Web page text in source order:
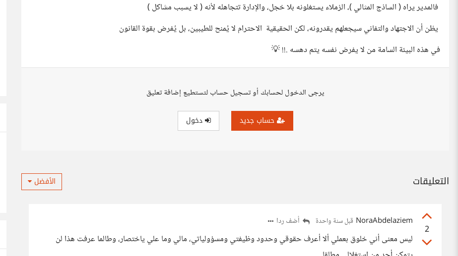
فالمدير يراه ( الساذج المثالي )، الزملاء يستغلونه بلا خجل، والإدارة تتجاهله لأنه ( لا يسبب مشاكل )
يظن أن الاجتهاد والتفاني سيجعلهم يقدرونه، لكن الحقيقية الاحترام لا يُمنح للطيبين، بل يُفرض بقوة القانون
في هذه البيئة السامة من لا يفرض نفسه يتم دهسه .!! 💡
يرجى الدخول لحسابك أو تسجيل حساب لتستطيع إضافة تعليق
حساب جديد دخول
التعليقات الأفضل
2
NoraAbdelaziem قبل سنة واحدة أضف ردا
ليس معنى أني خلوق بعملي ألا أعرف حقوقي وحدود وظيفتي ومسؤولياتي، مالي وما علي ياختصار، وطالما عرفت هذا لن